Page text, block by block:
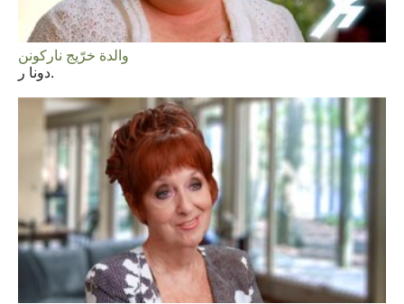
والدة خرّيج ناركونن
دونا ر.